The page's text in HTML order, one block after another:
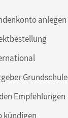
anlegen
Grundschule
Empfehlungen
kündigen